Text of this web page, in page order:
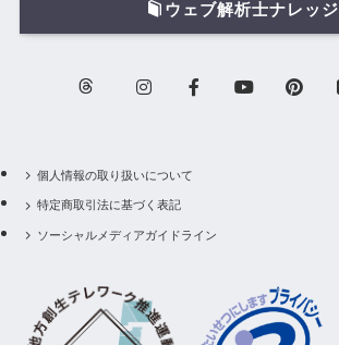
ウェブ解析士ナレッジ
個人情報の取り扱いについて
特定商取引法に基づく表記
ソーシャルメディアガイドライン